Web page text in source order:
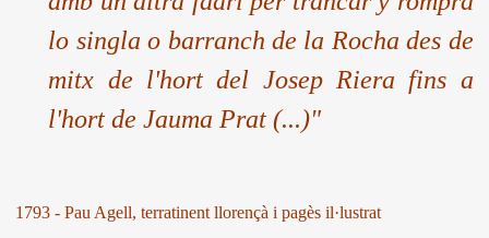
lo singla o barranch de la Rocha des de
mitx de l'hort del Josep Riera fins a
l'hort de Jauma Prat (...)"
1793 - Pau Agell, terratinent llorençà i pagès il·lustrat